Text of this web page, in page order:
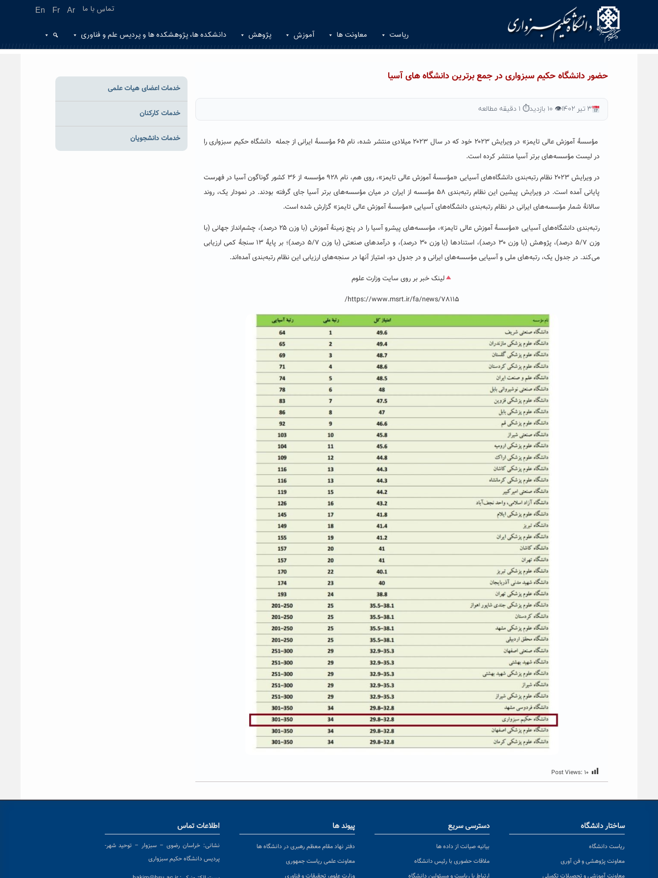
En Fr Ar تماس با ما
ریاست معاونت ها آموزش پژوهش دانشکده ها، پژوهشکده ها و پردیس علم و فناوری
حضور دانشگاه حکیم سبزواری در جمع برترین دانشگاه های آسیا
۳ تیر ۱۴۰۲ 👁 ۱۰ بازدید ⏱ ۱ دقیقه مطالعه
مؤسسۀ آموزش عالی تایمز» در ویرایش ۲۰۲۳ خود که در سال ۲۰۲۳ میلادی منتشر شده، نام ۶۵ مؤسسۀ ایرانی از جمله دانشگاه حکیم سبزواری
را
در لیست مؤسسه‌های برتر آسیا منتشر کرده است.
در ویرایش ۲۰۲۳ نظام رتبه‌بندی دانشگاه‌های آسیایی «مؤسسۀ آموزش عالی تایمز»، روی هم، نام ۹۲۸ مؤسسه از ۳۶ کشور گوناگون آسیا در فهرست
پایانی آمده است. در ویرایش پیشین این نظام رتبه‌بندی ۵۸ مؤسسه از ایران در میان مؤسسه‌های برتر آسیا جای گرفته بودند. در نمودار یک، روند
سالانۀ شمار مؤسسه‌های ایرانی در نظام رتبه‌بندی دانشگاه‌های آسیایی «مؤسسۀ آموزش عالی تایمز» گزارش شده است.
رتبه‌بندی دانشگاه‌های آسیایی «مؤسسۀ آموزش عالی تایمز»، مؤسسه‌های پیشرو آسیا را در پنج زمینۀ آموزش (با وزن ۲۵ درصد)، چشم‌انداز جهانی (با
وزن ۵/۷ درصد)، پژوهش (با وزن ۳۰ درصد)، استنادها (با وزن ۳۰ درصد)، و درآمدهای صنعتی (با وزن ۵/۷ درصد)؛ بر پایۀ ۱۳ سنجۀ کمی ارزیابی
می‌کند. در جدول یک، رتبه‌های ملی و آسیایی مؤسسه‌های ایرانی و در جدول دو، امتیاز آنها در سنجه‌های ارزیابی این نظام رتبه‌بندی آمده‌اند.
لینک خبر بر روی سایت وزارت علوم
https://www.msrt.ir/fa/news/78115/
Post Views: ۱۰
خدمات اعضای هیات علمی
خدمات کارکنان
خدمات دانشجویان
ساختار دانشگاه
ریاست دانشگاه
معاونت پژوهشی و فن آوری
معاونت آموزشی و تحصیلات تکمیلی
دسترسی سریع
بیانیه صیانت از داده ها
ملاقات حضوری با رئیس دانشگاه
ارتباط با ریاست و مسئولین دانشگاه
پیوند ها
دفتر نهاد مقام معظم رهبری در دانشگاه ها
معاونت علمی ریاست جمهوری
وزارت علوم، تحقیقات و فناوری
اطلاعات تماس
نشانی: خراسان رضوی – سبزوار – توحید شهر-
پردیس دانشگاه حکیم سبزواری